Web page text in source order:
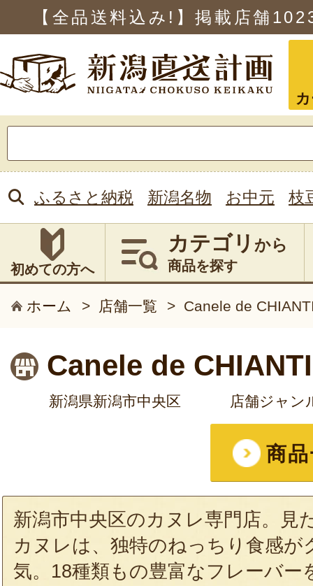
【全品送料込み!】掲載店舗
索:
ふるさと納税 新潟名物 お中元 枝
初めての方へ
カテゴリ から
商品を探す
ホーム > 店舗一覧 > Canele de
Canele de CHIANTI
新潟県新潟市中央区 店舗ジャン
商
新潟市中央区のカヌレ専門店。見
カヌレは、独特のねっちり食感が
気。18種類もの豊富なフレーバー